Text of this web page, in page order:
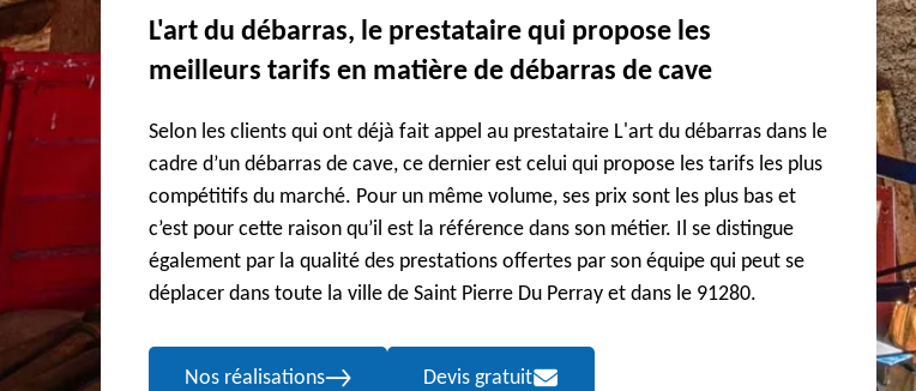
L'art du débarras, le prestataire qui propose les
meilleurs tarifs en matière de débarras de cave
Selon les clients qui ont déjà fait appel au prestataire L'art du débarras dans le
cadre d’un débarras de cave, ce dernier est celui qui propose les tarifs les plus
compétitifs du marché. Pour un même volume, ses prix sont les plus bas et
c’est pour cette raison qu’il est la référence dans son métier. Il se distingue
également par la qualité des prestations offertes par son équipe qui peut se
déplacer dans toute la ville de Saint Pierre Du Perray et dans le 91280.
Nos réalisations Devis gratuit